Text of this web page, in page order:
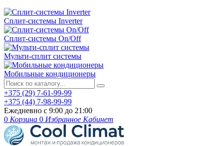
Сплит-системы Inverter
Сплит-системы On/Off
Мульти-сплит системы
Мобильные кондиционеры
+375 (29) 7-61-99-99
+375 (44) 7-98-99-99
Ежедневно с 9:00 до 21:00
0 Корзина 0 Избранное Кабинет